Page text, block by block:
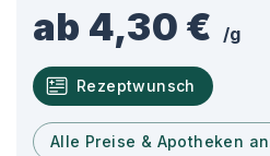
ab 4,30 € /g
Rezeptwunsch
Alle Preise & Apotheken